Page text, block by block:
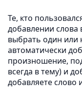
Те, кто
добавлении слова
выбрать один или
автоматически
произношение,
всегда в тему) и
добавляете слово